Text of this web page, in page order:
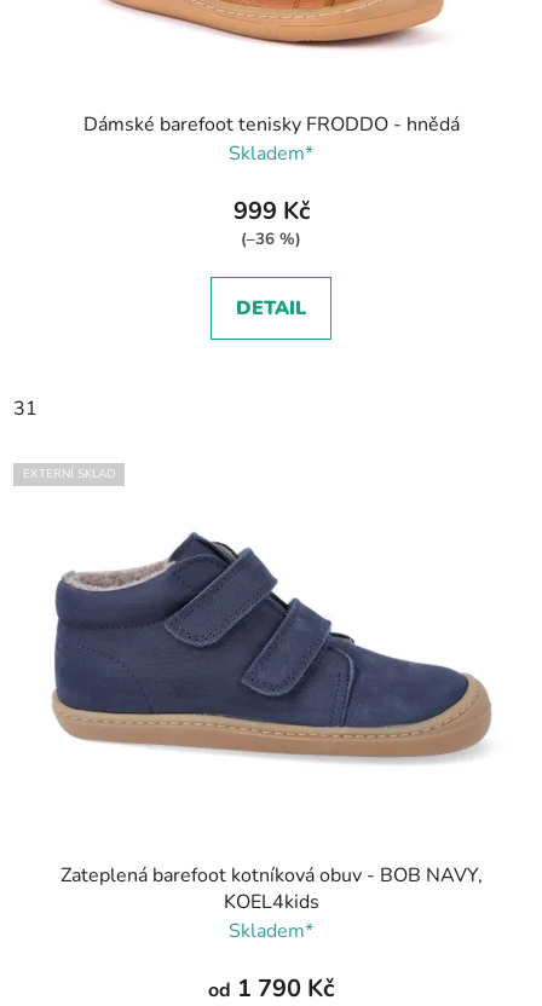
Dámské barefoot tenisky FRODDO - hnědá
Skladem*
999 Kč
(–36 %)
DETAIL
31
EXTERNÍ SKLAD
Zateplená barefoot kotníková obuv - BOB NAVY,
KOEL4kids
Skladem*
od 1 790 Kč